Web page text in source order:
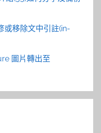
或移除文中引註(in-
圖片轉出至